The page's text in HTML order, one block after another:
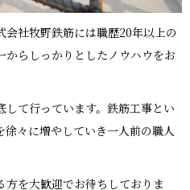
社牧野鉄筋には職歴20年以上の
らしっかりとしたノウハウをお
して行っています。鉄筋工事とい
徐々に増やしていき一人前の職人
を大歓迎でお待ちしておりま